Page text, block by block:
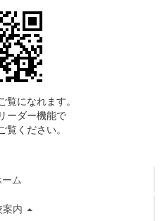
覧になれます。
ーダー機能で
覧ください。
ム
内